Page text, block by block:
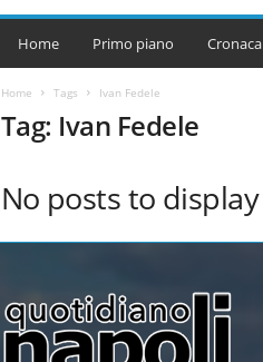
Home Primo piano Cronaca
Home Tags Ivan Fedele
Tag: Ivan Fedele
No posts to display